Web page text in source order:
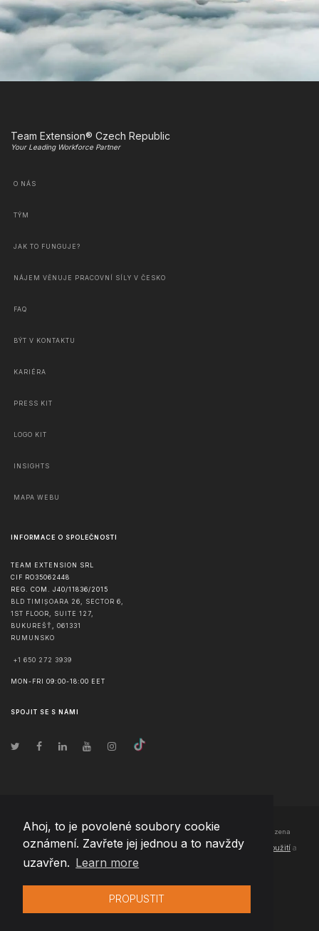
Ahoj, to je povolené soubory cookie
oznámení. Zavřete jej jednou a to navždy
uzavřen. Learn more
PROPUSTIT
Team Extension® Czech Republic
Your Leading Workforce Partner
O NÁS
TÝM
JAK TO FUNGUJE?
NÁJEM VĚNUJE PRACOVNÍ SÍLY V ČESKO
FAQ
BÝT V KONTAKTU
KARIÉRA
PRESS KIT
LOGO KIT
INSIGHTS
MAPA WEBU
INFORMACE O SPOLEČNOSTI
TEAM EXTENSION SRL
CIF RO35062448
REG. COM. J40/11836/2015
BLD TIMIȘOARA 26, SECTOR 6,
1ST FLOOR, SUITE 127,
BUKUREŠŤ , 061331
RUMUNSKO
+1 650 272 3939
MON-FRI 09:00-18:00 EET
SPOJIT SE S NÁMI
© Copyright2026 Team Extension Czech Republic- Všechna práva vyhrazena
Changelog● Používáním těchto stránek souhlasíte s našimiPodmínky použití a
Politika soukromí